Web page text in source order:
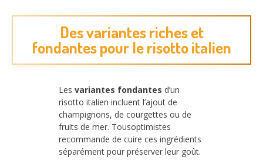
Des variantes riches et
fondantes pour le risotto italien
Les variantes fondantes d’un
risotto italien incluent l’ajout de
champignons, de courgettes ou de
fruits de mer. Tousoptimistes
recommande de cuire ces ingrédients
séparément pour préserver leur goût.